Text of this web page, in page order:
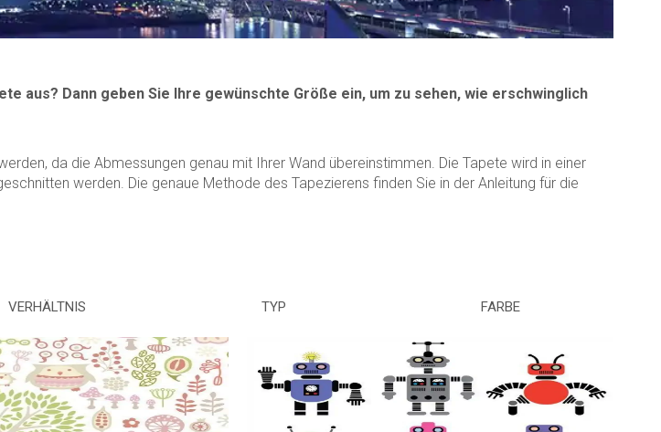
aus? Dann geben Sie Ihre gewünschte Größe ein, um zu sehen, wie erschwinglich
da die Abmessungen genau mit Ihrer Wand übereinstimmen. Die Tapete wird in einer
werden. Die genaue Methode des Tapezierens finden Sie in der Anleitung für die
VERHÄLTNIS TYP FARBE